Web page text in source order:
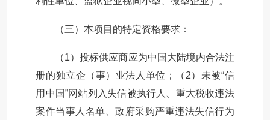
（三）本项目的特定资格要求：
（1）投标供应商应为中国大陆境内合法注
册的独立企（事）业法人单位；（2）未被“信
用中国”网站列入失信被执行人、重大税收违法
案件当事人名单、政府采购严重违法失信行为